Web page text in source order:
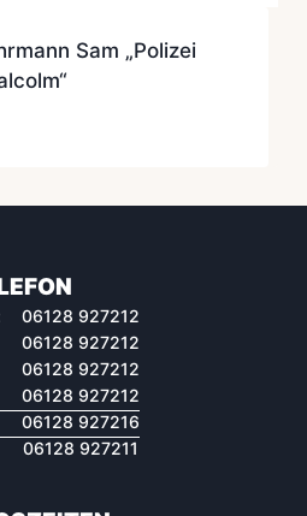
Sam „Polizei
06128 927212
06128 927212
06128 927212
06128 927212
06128 927216
06128 927211